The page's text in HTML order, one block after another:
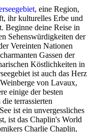
, eine Region,
ihr kulturelles Erbe und
Beginne deine Reise in
Sehenswürdigkeiten der
Vereinten Nationen
Gassen der
Köstlichkeiten in
ist auch das Herz
von Lavaux,
einige der besten
terrassierten
ist ein unvergessliches
ist das Chaplin's World
Charlie Chaplin,